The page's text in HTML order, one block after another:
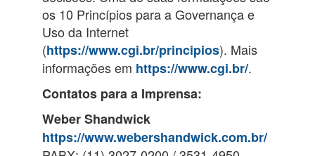
os 10 Princípios para a Governança e
Uso da Internet
(https://www.cgi.br/principios). Mais
informações em https://www.cgi.br/.
Contatos para a Imprensa:
Weber Shandwick
https://www.webershandwick.com.br/